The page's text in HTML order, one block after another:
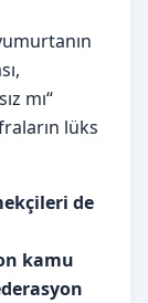
mı“
lüks
de
kamu